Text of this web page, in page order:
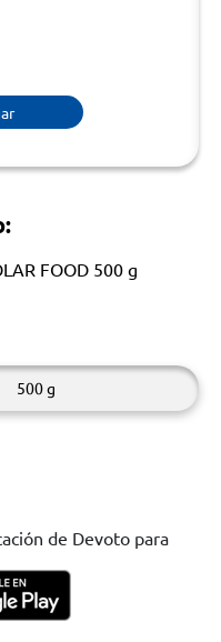
FOOD 500 g
500 g
de Devoto para